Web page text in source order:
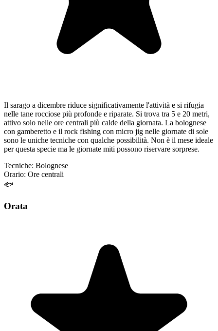
Il sarago a dicembre riduce significativamente l'attività e si rifugia
nelle tane rocciose più profonde e riparate. Si trova tra 5 e 20 metri,
attivo solo nelle ore centrali più calde della giornata. La bolognese
con gamberetto e il rock fishing con micro jig nelle giornate di sole
sono le uniche tecniche con qualche possibilità. Non è il mese ideale
per questa specie ma le giornate miti possono riservare sorprese.
Tecniche: Bolognese
Orario: Ore centrali
🐟
Orata